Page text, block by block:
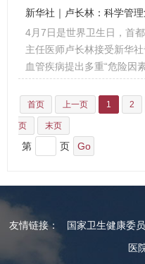
新华社｜卢长林：科学管
4月7日是世界卫生日，首
主任医师卢长林接受新华
血管疾病提出多重“危险因
首页 上一页 1 2
页 末页
第 页
友情链接： 国家卫生健康委
医